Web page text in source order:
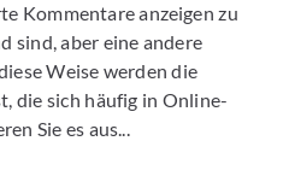
Kommentare anzeigen zu
sind, aber eine andere
Weise werden die
die sich häufig in Online-
Sie es aus...